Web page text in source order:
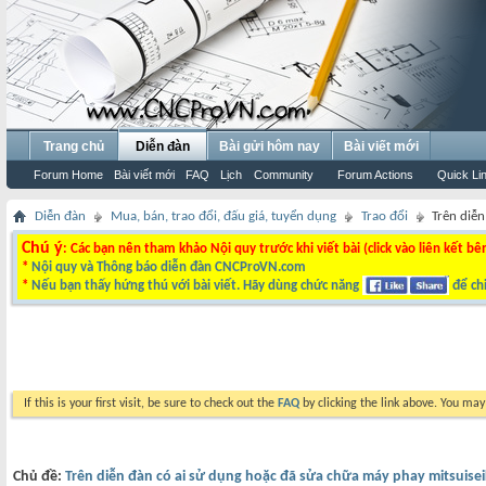
Trang chủ Diễn đàn
Forum Home Bài viết mới FAQ Lịch Community Forum Actions Quick
Bài gửi hôm nay Bài viết mới
Diễn đàn Mua, bán, trao đổi, đấu giá, tuyển dụng Trao đổi Trên
Chú ý: Các bạn nên tham khảo Nội quy trước khi viết bài (click vào liên kết
* Nội quy và Thông báo diễn đàn CNCProVN.com
* Nếu bạn thấy hứng thú với bài viết. Hãy dùng chức năng để
If this is your first visit, be sure to check out the FAQ by clicking the link above. You
Chủ đề: Trên diễn đàn có ai sử dụng hoặc đã sửa chữa máy phay